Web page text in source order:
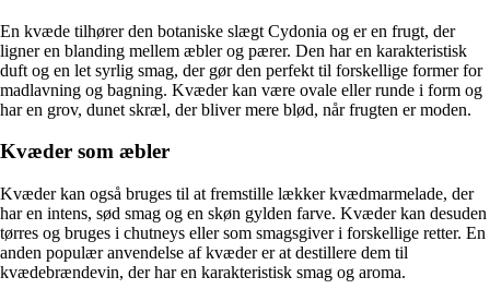
En kvæde tilhører den botaniske slægt Cydonia og er en frugt, der
ligner en blanding mellem æbler og pærer. Den har en karakteristisk
duft og en let syrlig smag, der gør den perfekt til forskellige former for
madlavning og bagning. Kvæder kan være ovale eller runde i form og
har en grov, dunet skræl, der bliver mere blød, når frugten er moden.
Kvæder som æbler
Kvæder kan også bruges til at fremstille lækker kvædmarmelade, der
har en intens, sød smag og en skøn gylden farve. Kvæder kan desuden
tørres og bruges i chutneys eller som smagsgiver i forskellige retter. En
anden populær anvendelse af kvæder er at destillere dem til
kvædebrændevin, der har en karakteristisk smag og aroma.